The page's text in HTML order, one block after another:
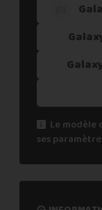
Le modèle
ses